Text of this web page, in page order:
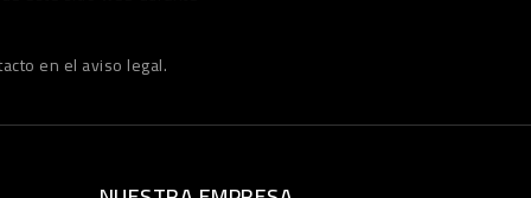
en el aviso legal.